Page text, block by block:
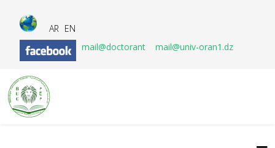
AR EN
mail@doctorant
mail@univ-oran1.dz